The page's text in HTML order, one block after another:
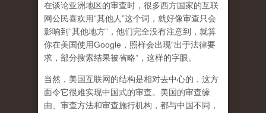
在谈论亚洲地区的审查时，很多西方国家的互联
网公民喜欢用“其他人”这个词，就好像审查只会
影响到“其他地方”，他们完全没有注意到， 就算
你在美国使用Google，照样会出现“出于法律要
求，部分搜索结果被省略”，这样的字眼。
当然，美国互联网的结构是相对去中心的，这方
面令它很难实现中国式的审查。美国的审查缘
由、审查方法和审查施行机构，都与中国不同，